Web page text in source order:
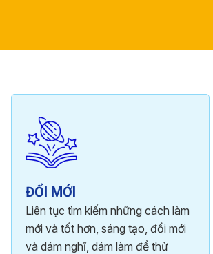
ĐỔI MỚI
Liên tục tìm kiếm những cách làm
mới và tốt hơn, sáng tạo, đổi mới
và dám nghĩ, dám làm để thử